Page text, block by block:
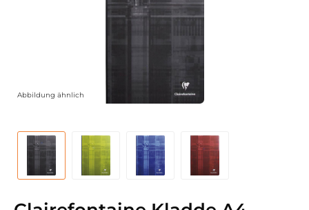
Abbildung ähnlich